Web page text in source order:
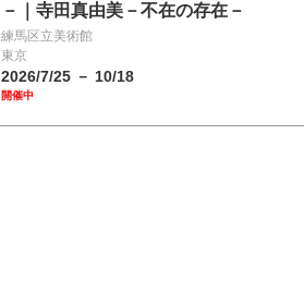
－｜寺田真由美－不在の存在－
練馬区立美術館
東京
2026/7/25 － 10/18
開催中